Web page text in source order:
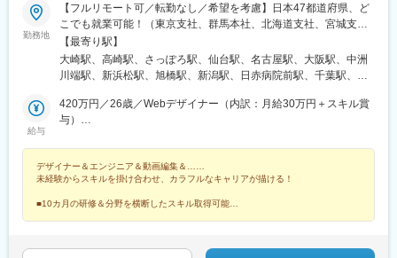
駅、徳島駅、阿南駅、鳴門駅、久留米駅、小倉駅(福岡県)、大牟田
駅、筑紫駅、天神駅、大分駅、別府駅(大分県)、中津駅(大分県)、
宮崎駅、延岡駅、都城駅、鹿児島駅、熊本駅、佐賀駅、長崎駅(長
崎県)、佐世保駅、那覇空港駅(鉄道)、秋葉原駅、高田馬場駅、綾
瀬駅、豊田駅、溝の口駅、なんば駅(地下鉄)、心斎橋駅、天王寺
駅、久喜駅、本八幡駅(総武線)、大宮駅(埼玉県)、代官山駅、さっ
ぽろ駅、函館駅前駅、津軽五所川原駅、田茂山駅、あおば通駅、
西駅、牛田駅(東京都)、板橋区役所前駅、京王八王子駅、北品川
駅、赤羽岩淵駅、新宿駅(東京メトロ)、東池袋駅、不動前駅、住吉
駅(東京都)、六本木一丁目駅、布田駅、稲荷町駅(東京都)、立川北
高島駅、京急川崎駅、北茅ケ崎駅、和田塚駅、入谷駅(神奈川県)、
勤務地
【フルリモート可／転勤なし／希望を考慮】日本47都道府県、ど
こでも就業可能！（東京支社、群馬本社、北海道支社、宮城支
社、茨城支社、愛知支社、大阪支社、福岡支社、新潟支社、広島
支社、静岡支店、沖縄支店、千葉支店、神奈川支店、熊本支店、
石川支店または各拠点近郊のプロジェクト先）★リモートワーク
ーン歓迎★転居を伴う転勤なし★受動喫煙対策：屋内全面禁煙ま
たは分煙（プロジェクトによる）★駐車場あり・マイカー通勤
【最寄り駅】
大崎駅、高崎駅、さっぽろ駅、仙台駅、名古屋駅、大阪駅、中洲
川端駅、新浜松駅、旭橋駅、新潟駅、日赤病院前駅、千葉駅、新
駅、松山市駅、高松駅(香川県)、近鉄四日市駅、札幌駅、バスセン
ター前駅、大通駅、北１２条駅、あおば通駅、宮城野通駅、東仙
和泉駅、西小泉駅、城東駅、新伊勢崎駅、小山駅、刈谷駅、藤川
駅、二川駅、吉良吉田駅、多屋駅、神領駅、楽田駅、国際センタ
ー駅、市役所前駅(広島県)、西新駅、博多駅、天神駅、櫛田神社前
駅、神奈川駅、井土ケ谷駅、みなとみらい駅、太田駅(群馬県)、安
駅、平田町駅、今池駅(愛知県)、天神川駅、立町駅、天神南駅、五
給与
420万円／26歳／Webデザイナー（内訳：月給30万円＋スキル賞
与）
デザイナー＆エンジニア＆動画編集＆……
未経験からスキルを掛け合わせ、カラフルなキャリアが描ける！
■10カ月の研修＆分野を横断したスキル取得可能